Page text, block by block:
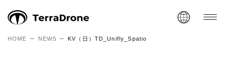
HOME NEWS KV（日）TD_Unifly_Spatio